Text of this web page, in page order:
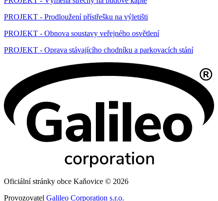
PROJEKT - Prodloužení přístřešku na výletišti
PROJEKT - Obnova soustavy veřejného osvětlení
PROJEKT - Oprava stávajícího chodníku a parkovacích stání
Oficiální stránky obce Kaňovice © 2026
Provozovatel Galileo Corporation s.r.o.